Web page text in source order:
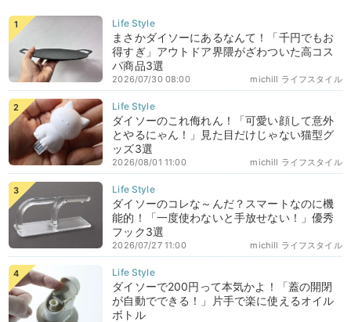
まさかダイソーにあるなんて！「千円でもお
得すぎ」アウトドア界隈がざわついた高コス
パ商品3選
michill ライフスタイル
2026/07/30 08:00
ダイソーのこれ侮れん！「可愛い顔して意外
とやるにゃん！」見た目だけじゃない猫型グ
ッズ3選
michill ライフスタイル
2026/08/01 11:00
ダイソーのコレな～んだ？スマートなのに機
能的！「一度使わないと手放せない！」優秀
フック3選
michill ライフスタイル
2026/07/27 11:00
ダイソーで200円って本気かよ！「蓋の開閉
が自動でできる！」片手で楽に使えるオイル
ボトル